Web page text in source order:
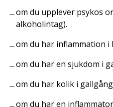
om du upplever psykos
alkoholintag).
om du har inflammation
om du har en sjukdom i
om du har kolik i
om du har en